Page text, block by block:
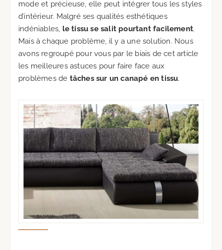
mode et précieuse, elle peut intégrer tous les styles
d’intérieur. Malgré ses qualités esthétiques
indéniables, le tissu se salit pourtant facilement.
Mais à chaque problème, il y a une solution. Nous
avons regroupé pour vous par le biais de cet article
les meilleures astuces pour faire face aux
problèmes de tâches sur un canapé en tissu.